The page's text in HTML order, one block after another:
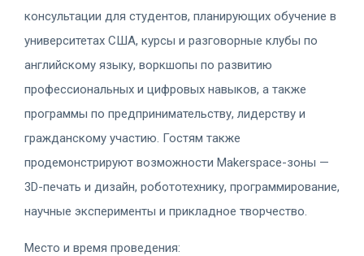
консультации для студентов, планирующих обучение в
университетах США, курсы и разговорные клубы по
английскому языку, воркшопы по развитию
профессиональных и цифровых навыков, а также
программы по предпринимательству, лидерству и
гражданскому участию. Гостям также
продемонстрируют возможности Makerspace-зоны —
3D-печать и дизайн, робототехнику, программирование,
научные эксперименты и прикладное творчество.
Место и время проведения: